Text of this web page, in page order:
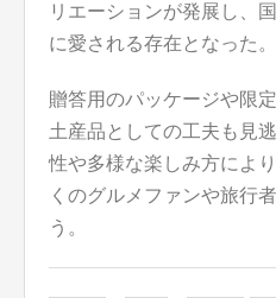
リエーションが発展し、
に愛される存在となった。
贈答用のパッケージや限
土産品としての工夫も見
性や多様な楽しみ方によ
くのグルメファンや旅行
う。